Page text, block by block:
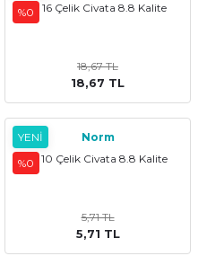
%0M 16 Çelik Civata 8.8 Kalite
18,67 TL
18,67 TL
YENİ
%0
Norm
M 10 Çelik Civata 8.8 Kalite
5,71 TL
5,71 TL